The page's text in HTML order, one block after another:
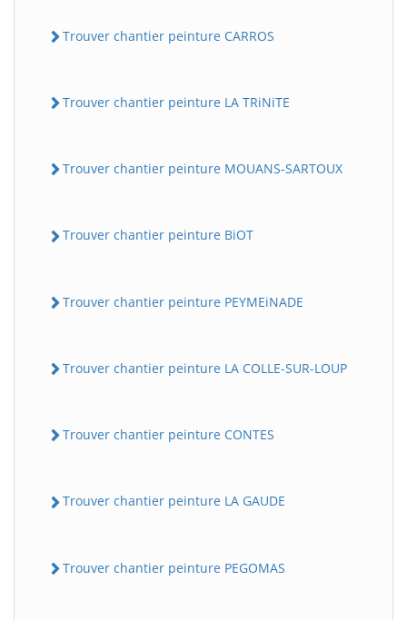
Trouver chantier peinture CARROS
Trouver chantier peinture LA TRiNiTE
Trouver chantier peinture MOUANS-SARTOUX
Trouver chantier peinture BiOT
Trouver chantier peinture PEYMEiNADE
Trouver chantier peinture LA COLLE-SUR-LOUP
Trouver chantier peinture CONTES
Trouver chantier peinture LA GAUDE
Trouver chantier peinture PEGOMAS